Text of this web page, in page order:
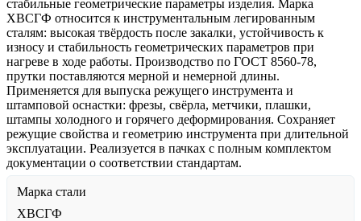
стабильные геометрические параметры изделия. Марка
ХВСГФ относится к инструментальным легированным
сталям: высокая твёрдость после закалки, устойчивость к
износу и стабильность геометрических параметров при
нагреве в ходе работы. Производство по ГОСТ 8560-78,
прутки поставляются мерной и немерной длины.
Применяется для выпуска режущего инструмента и
штамповой оснастки: фрезы, свёрла, метчики, плашки,
штампы холодного и горячего деформирования. Сохраняет
режущие свойства и геометрию инструмента при длительной
эксплуатации. Реализуется в пачках с полным комплектом
документации о соответствии стандартам.
Марка стали
ХВСГФ